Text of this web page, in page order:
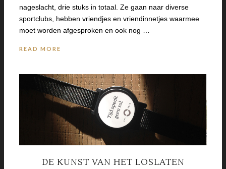
nageslacht, drie stuks in totaal. Ze gaan naar diverse
sportclubs, hebben vriendjes en vriendinnetjes waarmee
moet worden afgesproken en ook nog …
READ MORE
DE KUNST VAN HET LOSLATEN